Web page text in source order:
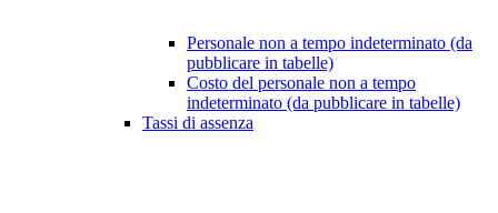
Personale non a tempo indeterminato (da
pubblicare in tabelle)
Costo del personale non a tempo
indeterminato (da pubblicare in tabelle)
Tassi di assenza